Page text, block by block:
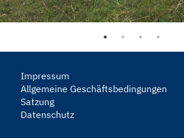
Impressum
Allgemeine Geschäftsbedingungen
Satzung
Datenschutz